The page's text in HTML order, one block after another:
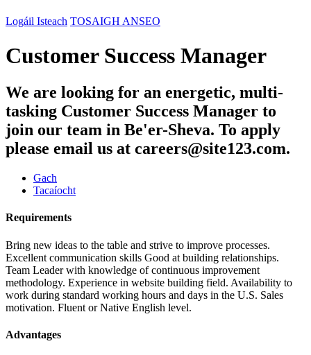
Logáil Isteach TOSAIGH ANSEO
Customer Success Manager
We are looking for an energetic, multi-
tasking Customer Success Manager to
join our team in Be'er-Sheva. To apply
please email us at careers@site123.com.
Gach
Tacaíocht
Requirements
Bring new ideas to the table and strive to improve processes.
Excellent communication skills Good at building relationships.
Team Leader with knowledge of continuous improvement
methodology. Experience in website building field. Availability to
work during standard working hours and days in the U.S. Sales
motivation. Fluent or Native English level.
Advantages